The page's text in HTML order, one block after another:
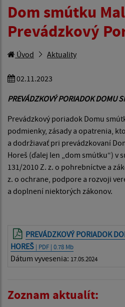
Dom smútku
Prevádzkový
Úvod Aktuality
02.11.2023
PREVÁDZKOVÝ PORIADOK DOMU
Prevádzkový poriadok Domu
podmienky, zásady a opatrenia,
a dodržiavať pri prevádzkovaní
Horeš (ďalej len „dom smútku“) v
131/2010 Z. z. o pohrebníctve a
z. o ochrane, podpore a rozvoji
a doplnení niektorých zákonov.
PREVÁDZKOVÝ PORIADOK
HOREŠ | PDF | 0.78 Mb
Dátum vyvesenia: 17.05.2024
Zoznam aktualít: